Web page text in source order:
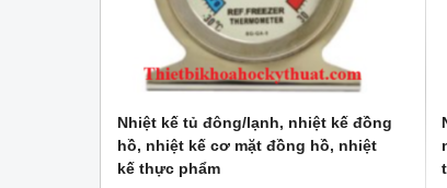
Nhiệt kế tủ đông/lạnh, nhiệt kế đồng
hồ, nhiệt kế cơ mặt đồng hồ, nhiệt
kế thực phẩm